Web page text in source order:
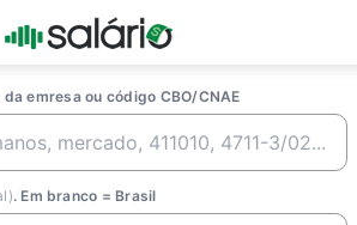
emresa ou código CBO/CNAE
. Em branco = Brasil